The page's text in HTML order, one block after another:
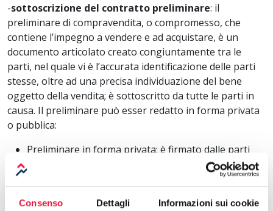
Consenso Dettagli Informazioni sui cookie
-sottoscrizione del contratto preliminare: il
preliminare di compravendita, o compromesso, che
contiene l’impegno a vendere e ad acquistare, è un
documento articolato creato congiuntamente tra le
parti, nel quale vi è l’accurata identificazione delle parti
stesse, oltre ad una precisa individuazione del bene
oggetto della vendita; è sottoscritto da tutte le parti in
causa. Il preliminare può esser redatto in forma privata
o pubblica:
Preliminare in forma privata: è firmato dalle parti
personalmente e non può essere fatto valere nei
e firmato dalle parti davanti a quest’ultimo, ed ha